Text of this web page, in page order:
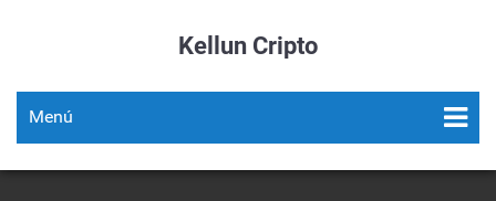
Kellun Cripto
Menú